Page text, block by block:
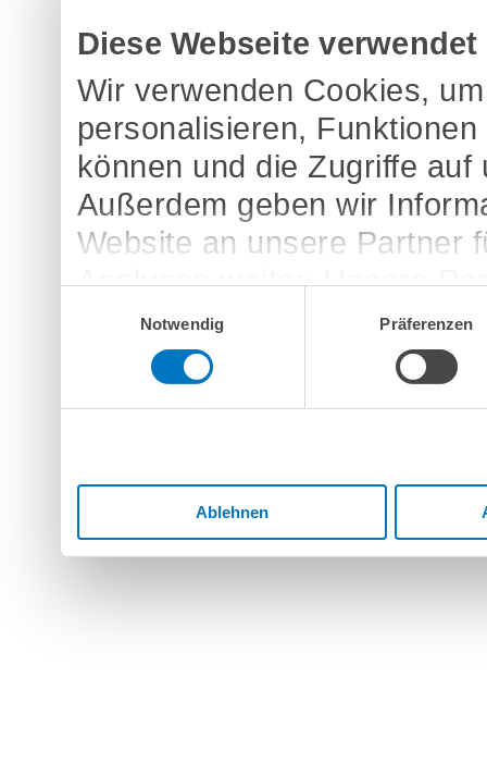
Diese Webseite
Wir verwenden Cookies,
personalisieren,
können und die Zugriffe
Außerdem geben wir
Website an unsere Partner
Analysen weiter. Unsere
möglicherweise mit
bereitgestellt haben oder
Dienste gesammelt haben.
Notwendig
Präferenzen
Ablehnen